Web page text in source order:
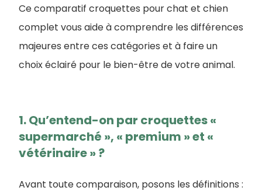
Ce comparatif croquettes pour chat et chien
complet vous aide à comprendre les différences
majeures entre ces catégories et à faire un
choix éclairé pour le bien-être de votre animal.
1. Qu’entend-on par croquettes «
supermarché », « premium » et «
vétérinaire » ?
Avant toute comparaison, posons les définitions :